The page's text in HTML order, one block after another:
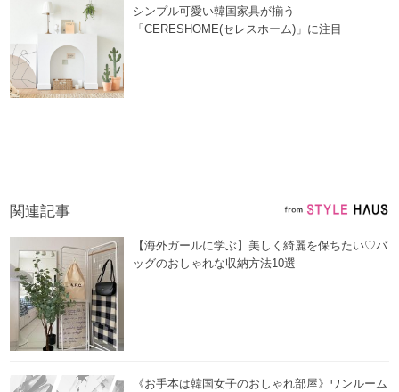
シンプル可愛い韓国家具が揃う
「CERESHOME(セレスホーム)」に注目
関連記事
【海外ガールに学ぶ】美しく綺麗を保ちたい♡バ
ッグのおしゃれな収納方法10選
《お手本は韓国女子のおしゃれ部屋》ワンルーム